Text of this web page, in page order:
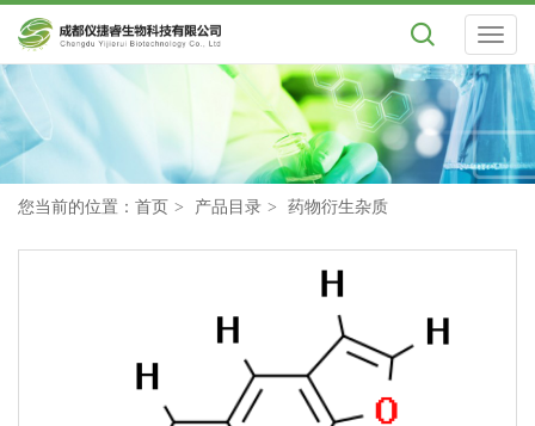
Toggle
您当前的位置： 首页 产品目录 药物衍生杂质